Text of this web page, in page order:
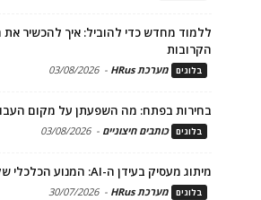
ללמוד מחדש כדי להוביל: איך להכשיר
הקרובות
בלוגים מערכת HRus -
03/08/2026
בחירות בפתח: מה השפעתן על מקום
בלוגים כותבים חיצוניים -
03/08/2026
מיתוג מעסיק בעידן ה-AI: המנוע הכלכלי של גיוס ושימור טלנטים
בלוגים מערכת HRus -
30/07/2026